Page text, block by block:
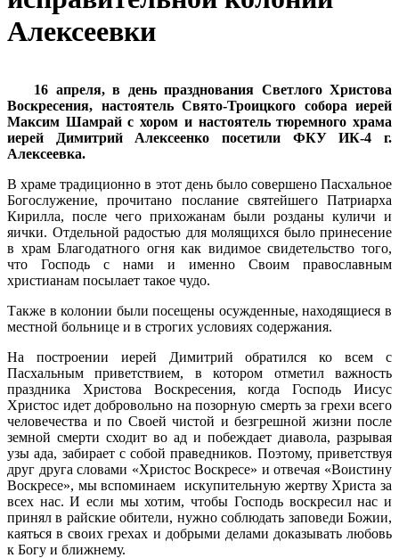
Алексеевки
16 апреля, в день празднования Светлого Христова
Воскресения, настоятель Свято-Троицкого собора иерей
Максим Шамрай с хором и настоятель тюремного храма
иерей Димитрий Алексеенко посетили ФКУ ИК-4 г.
Алексеевка.
В храме традиционно в этот день было совершено Пасхальное
Богослужение, прочитано послание святейшего Патриарха
Кирилла, после чего прихожанам были розданы куличи и
яички. Отдельной радостью для молящихся было принесение
в храм Благодатного огня как видимое свидетельство того,
что Господь с нами и именно Своим православным
христианам посылает такое чудо.
Также в колонии были посещены осужденные, находящиеся в
местной больнице и в строгих условиях содержания.
На построении иерей Димитрий обратился ко всем с
Пасхальным приветствием, в котором отметил важность
праздника Христова Воскресения, когда Господь Иисус
Христос идет добровольно на позорную смерть за грехи всего
человечества и по Своей чистой и безгрешной жизни после
земной смерти сходит во ад и побеждает диавола, разрывая
узы ада, забирает с собой праведников. Поэтому, приветствуя
друг друга словами «Христос Воскресе» и отвечая «Воистину
Воскресе», мы вспоминаем искупительную жертву Христа за
всех нас. И если мы хотим, чтобы Господь воскресил нас и
принял в райские обители, нужно соблюдать заповеди Божии,
каяться в своих грехах и добрыми делами доказывать любовь
к Богу и ближнему.